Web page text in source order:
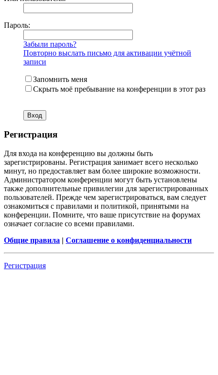
Пароль:
Забыли пароль?
Повторно выслать письмо для активации учётной
записи
Запомнить меня
Скрыть моё пребывание на конференции в этот раз
Регистрация
Для входа на конференцию вы должны быть
зарегистрированы. Регистрация занимает всего несколько
минут, но предоставляет вам более широкие возможности.
Администратором конференции могут быть установлены
также дополнительные привилегии для зарегистрированных
пользователей. Прежде чем зарегистрироваться, вам следует
ознакомиться с правилами и политикой, принятыми на
конференции. Помните, что ваше присутствие на форумах
означает согласие со всеми правилами.
Общие правила | Соглашение о конфиденциальности
Регистрация